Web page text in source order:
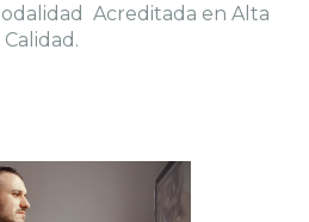
Acreditada en Alta
Calidad.